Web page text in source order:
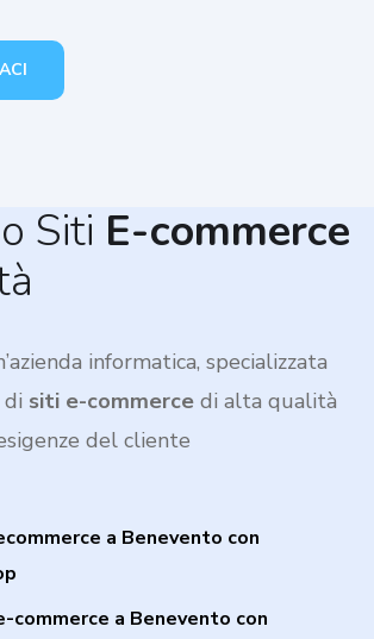
Siti E-commerce
informatica, specializzata
di siti e-commerce di alta qualità
del cliente
a Benevento con
commerce a Benevento con